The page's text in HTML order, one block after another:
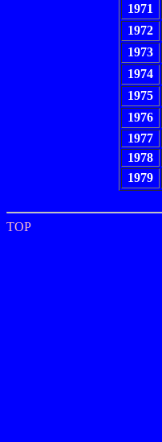
1971
1972
1973
1974
1975
1976
1977
1978
1979
TOP